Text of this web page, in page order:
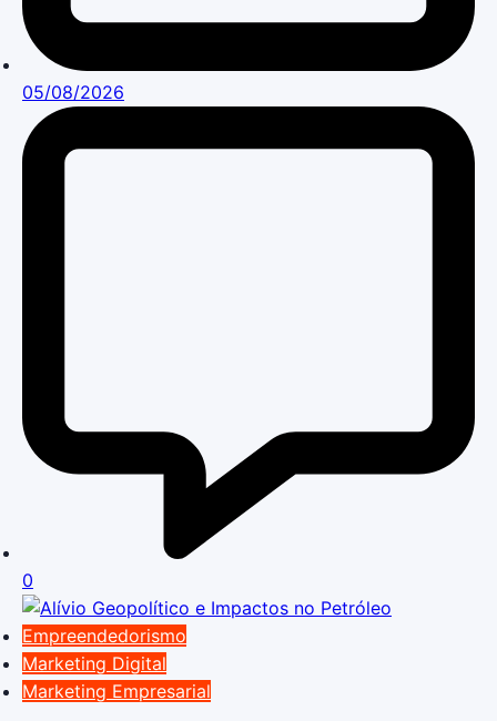
05/08/2026
0
Empreendedorismo
Marketing Digital
Marketing Empresarial